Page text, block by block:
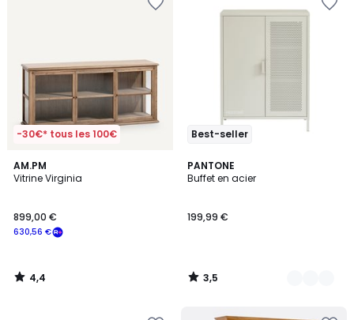
-30€* tous les 100€
AM.PM
Vitrine Virginia
630,56 €
899,00 €
4,4
/ 5
4,4
/
Best-seller
PANTONE
Buffet en acier
199,99 €
3,5
/ 5
8
Couleurs
3,5
/